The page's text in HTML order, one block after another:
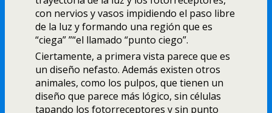
con nervios y vasos impidiendo el paso libre
de la luz y formando una región que es
“ciega” ”“el llamado “punto ciego”.
Ciertamente, a primera vista parece que es
un diseño nefasto. Además existen otros
animales, como los pulpos, que tienen un
diseño que parece más lógico, sin células
tapando los fotorreceptores y sin punto